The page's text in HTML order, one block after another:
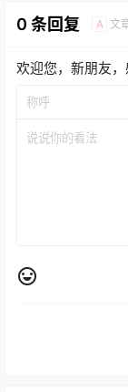
0 条回复 A 文
欢迎您，新朋友，